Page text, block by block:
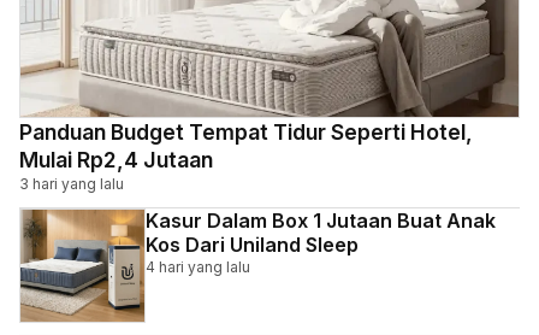
Panduan Budget Tempat Tidur Seperti Hotel,
Mulai Rp2,4 Jutaan
3 hari yang lalu
Kasur Dalam Box 1 Jutaan Buat Anak
Kos Dari Uniland Sleep
4 hari yang lalu